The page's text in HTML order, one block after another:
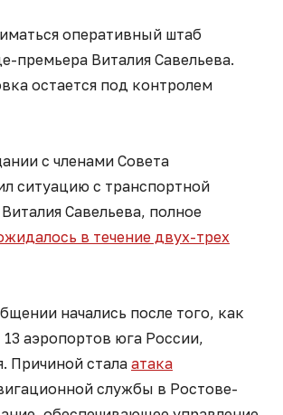
оперативный штаб
премьера Виталия Савельева.
остается под контролем
с членами Совета
ситуацию с транспортной
Савельева, полное
в течение двух-трех
начались после того, как
аэропортов юга России,
Причиной стала атака
службы в Ростове-